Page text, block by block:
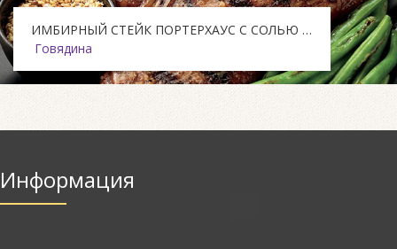
ИМБИРНЫЙ СТЕЙК ПОРТЕРХАУС С СОЛЬЮ СЕЗАМ
Говядина
Информация